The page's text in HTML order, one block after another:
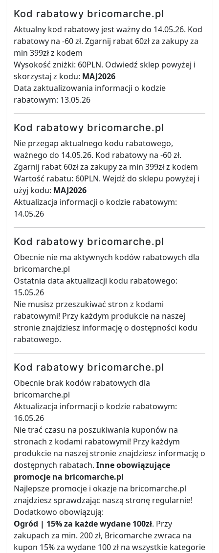
Kod rabatowy bricomarche.pl
Aktualny kod rabatowy jest ważny do 14.05.26. Kod
rabatowy na -60 zł. Zgarnij rabat 60zł za zakupy za
min 399zł z kodem
Wysokość zniżki: 60PLN. Odwiedź sklep powyżej i
skorzystaj z kodu: MAJ2026
Data zaktualizowania informacji o kodzie
rabatowym: 13.05.26
Kod rabatowy bricomarche.pl
Nie przegap aktualnego kodu rabatowego,
ważnego do 14.05.26. Kod rabatowy na -60 zł.
Zgarnij rabat 60zł za zakupy za min 399zł z kodem
Wartość rabatu: 60PLN. Wejdź do sklepu powyżej i
użyj kodu: MAJ2026
Aktualizacja informacji o kodzie rabatowym:
14.05.26
Kod rabatowy bricomarche.pl
Obecnie nie ma aktywnych kodów rabatowych dla
bricomarche.pl
Ostatnia data aktualizacji kodu rabatowego:
15.05.26
Nie musisz przeszukiwać stron z kodami
rabatowymi! Przy każdym produkcie na naszej
stronie znajdziesz informację o dostępności kodu
rabatowego.
Kod rabatowy bricomarche.pl
Obecnie brak kodów rabatowych dla
bricomarche.pl
Aktualizacja informacji o kodzie rabatowym:
16.05.26
Nie trać czasu na poszukiwania kuponów na
stronach z kodami rabatowymi! Przy każdym
produkcie na naszej stronie znajdziesz informację o
dostępnych rabatach. Inne obowiązujące
promocje na bricomarche.pl
Najlepsze promocje i okazje na bricomarche.pl
znajdziesz sprawdzając naszą stronę regularnie!
Dodatkowo obowiązują:
Ogród | 15% za każde wydane 100zł. Przy
zakupach za min. 200 zł, Bricomarche zwraca na
kupon 15% za wydane 100 zł na wszystkie kategorie